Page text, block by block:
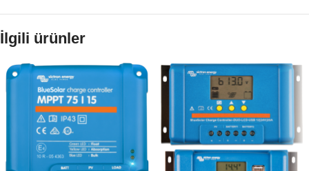
İlgili ürünler